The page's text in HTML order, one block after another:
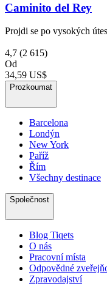
Caminito del Rey
Projdi se po vysokých
4,7 (2 615)
Od
34,59 US$
Prozkoumat
Barcelona
Londýn
New York
Paříž
Řím
Všechny destinace
Společnost
Blog Tiqets
O nás
Pracovní místa
Odpovědné
Zpravodajství